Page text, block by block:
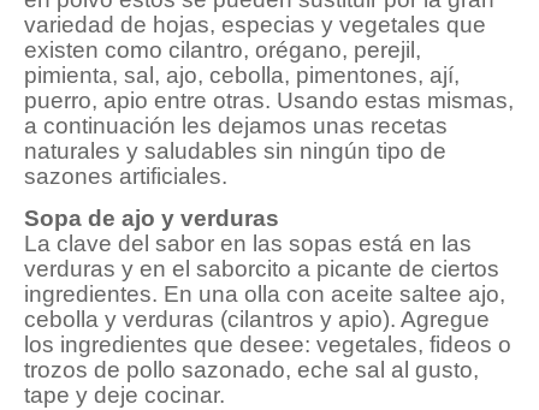
variedad de hojas, especias y vegetales que
existen como cilantro, orégano, perejil,
pimienta, sal, ajo, cebolla, pimentones, ají,
puerro, apio entre otras. Usando estas mismas,
a continuación les dejamos unas recetas
naturales y saludables sin ningún tipo de
sazones artificiales.
Sopa de ajo y verduras
La clave del sabor en las sopas está en las
verduras y en el saborcito a picante de ciertos
ingredientes. En una olla con aceite saltee ajo,
cebolla y verduras (cilantros y apio). Agregue
los ingredientes que desee: vegetales, fideos o
trozos de pollo sazonado, eche sal al gusto,
tape y deje cocinar.